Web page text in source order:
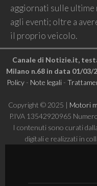
aggiornati sulle ultime
agli eventi; oltre a
il proprio veicolo.
Canale di Notizie.it,
Milano n.68 in data 01/03/
Policy- Note legali-
Copyright © 2025 | Motori
P.IVA 13542920965
I contenuti sono curati
digitali e realizzati in